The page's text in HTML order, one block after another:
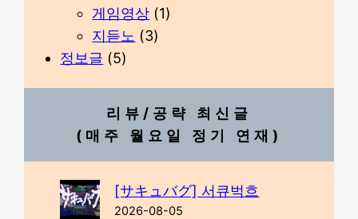
게임영상 (1)
지듣노 (3)
정보글 (5)
리뷰/공략 최신글
(매주 월요일 정기 연재)
[サキュバグ] 서큐벅흐
2026-08-05